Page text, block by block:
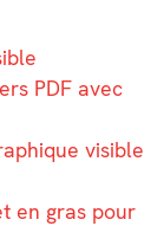
PDF avec
visible
en gras pour